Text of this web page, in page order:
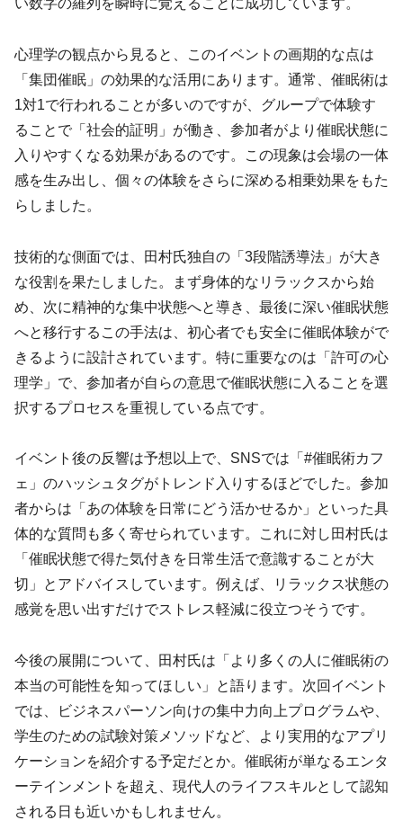
い数字の羅列を瞬時に覚えることに成功しています。
心理学の観点から見ると、このイベントの画期的な点は
「集団催眠」の効果的な活用にあります。通常、催眠術は
1対1で行われることが多いのですが、グループで体験す
ることで「社会的証明」が働き、参加者がより催眠状態に
入りやすくなる効果があるのです。この現象は会場の一体
感を生み出し、個々の体験をさらに深める相乗効果をもた
らしました。
技術的な側面では、田村氏独自の「3段階誘導法」が大き
な役割を果たしました。まず身体的なリラックスから始
め、次に精神的な集中状態へと導き、最後に深い催眠状態
へと移行するこの手法は、初心者でも安全に催眠体験がで
きるように設計されています。特に重要なのは「許可の心
理学」で、参加者が自らの意思で催眠状態に入ることを選
択するプロセスを重視している点です。
イベント後の反響は予想以上で、SNSでは「#催眠術カフ
ェ」のハッシュタグがトレンド入りするほどでした。参加
者からは「あの体験を日常にどう活かせるか」といった具
体的な質問も多く寄せられています。これに対し田村氏は
「催眠状態で得た気付きを日常生活で意識することが大
切」とアドバイスしています。例えば、リラックス状態の
感覚を思い出すだけでストレス軽減に役立つそうです。
今後の展開について、田村氏は「より多くの人に催眠術の
本当の可能性を知ってほしい」と語ります。次回イベント
では、ビジネスパーソン向けの集中力向上プログラムや、
学生のための試験対策メソッドなど、より実用的なアプリ
ケーションを紹介する予定だとか。催眠術が単なるエンタ
ーテインメントを超え、現代人のライフスキルとして認知
される日も近いかもしれません。